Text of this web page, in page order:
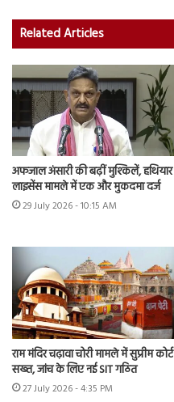
Related Articles
अफजाल अंसारी की बढ़ीं मुश्किलें, हथियार
लाइसेंस मामले में एक और मुकदमा दर्ज
29 July 2026 - 10:15 AM
राम मंदिर चढ़ावा चोरी मामले में सुप्रीम कोर्ट
सख्त, जांच के लिए नई SIT गठित
27 July 2026 - 4:35 PM